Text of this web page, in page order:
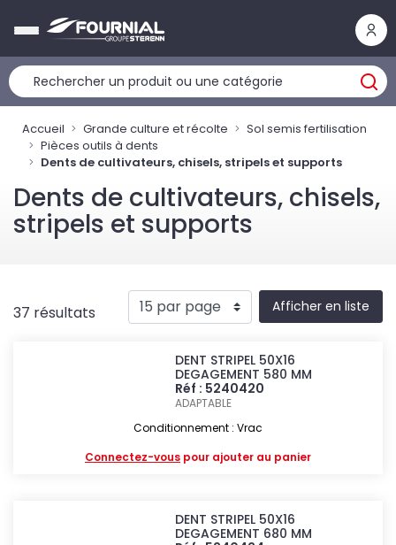
Accueil Grande culture et récolte
Sol semis fertilisation
Pièces outils à dents
Dents de cultivateurs, chisels, stripels et supports
Dents de cultivateurs, chisels,
stripels et supports
37 résultats Afficher en liste
DENT STRIPEL 50X16
DEGAGEMENT 580 MM
Réf : 5240420
ADAPTABLE
Conditionnement : Vrac
Connectez-vous pour ajouter au panier
DENT STRIPEL 50X16
DEGAGEMENT 680 MM